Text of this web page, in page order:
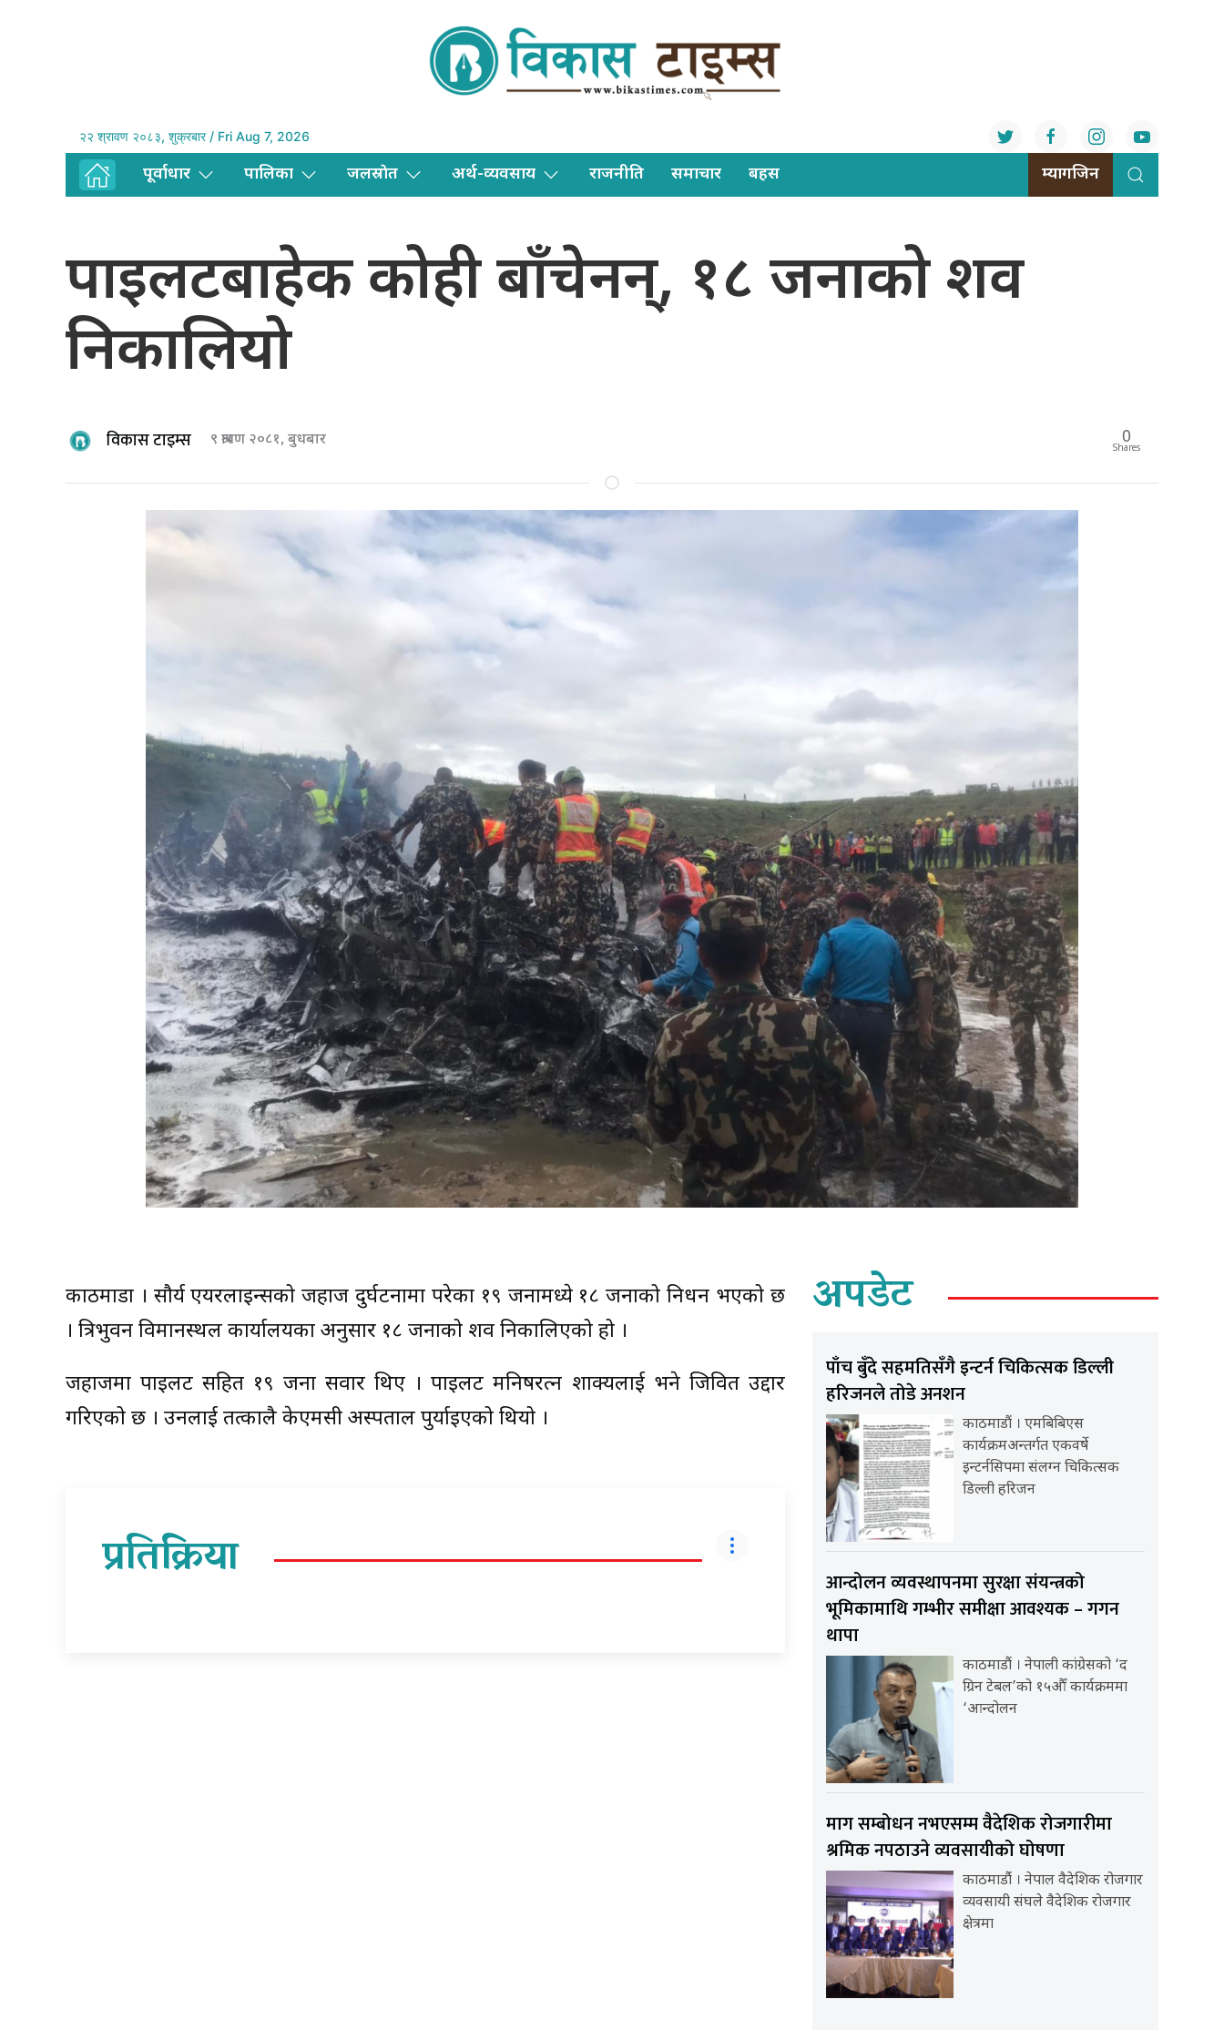
२२ श्रावण २०८३, शुक्रबार / Fri Aug 7, 2026
पूर्वाधार पालिका जलस्राेत अर्थ-व्यवसाय राजनीति समाचार बहस म्यागजिन
पाइलटबाहेक कोही बाँचेनन्, १८ जनाको शव
निकालियो
विकास टाइम्स ९ श्रावण २०८१, बुधबार 0
Shares
काठमाडौं । सौर्य एयरलाइन्सको जहाज दुर्घटनामा परेका १९ जनामध्ये १८ जनाको निधन भएको छ
। त्रिभुवन विमानस्थल कार्यालयका अनुसार १८ जनाको शव निकालिएको हो ।
जहाजमा पाइलट सहित १९ जना सवार थिए । पाइलट मनिषरत्न शाक्यलाई भने जिवित उद्दार
गरिएको छ । उनलाई तत्कालै केएमसी अस्पताल पुर्याइएको थियो ।
प्रतिक्रिया
अपडेट
पाँच बुँदे सहमतिसँगै इन्टर्न चिकित्सक डिल्ली
हरिजनले तोडे अनशन
काठमाडौं । एमबिबिएस
कार्यक्रमअन्तर्गत एकवर्षे
इन्टर्नसिपमा संलग्न चिकित्सक
डिल्ली हरिजन
आन्दोलन व्यवस्थापनमा सुरक्षा संयन्त्रको
भूमिकामाथि गम्भीर समीक्षा आवश्यक – गगन
थापा
काठमाडौं । नेपाली कांग्रेसको ‘द
ग्रिन टेबल’को १५औँ कार्यक्रममा
‘आन्दोलन
माग सम्बोधन नभएसम्म वैदेशिक रोजगारीमा
श्रमिक नपठाउने व्यवसायीको घोषणा
काठमाडौंं । नेपाल वैदेशिक रोजगार
व्यवसायी संघले वैदेशिक रोजगार
क्षेत्रमा